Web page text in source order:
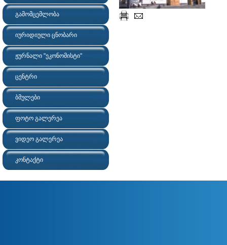
გამომცემლობა
იურიდიული ცნობარი
ჟურნალი "ეკონომისტი"
ცენტრი
ბმულები
ფოტო გალერეა
ვიდეო გალერეა
კონტაქტი